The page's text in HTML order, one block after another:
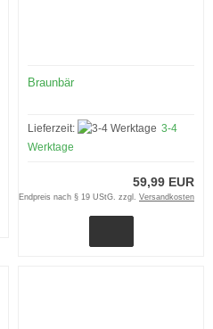
Braunbär
Lieferzeit:
3-4
Werktage
59,99 EUR
Endpreis nach § 19 UStG. zzgl. Versandkosten